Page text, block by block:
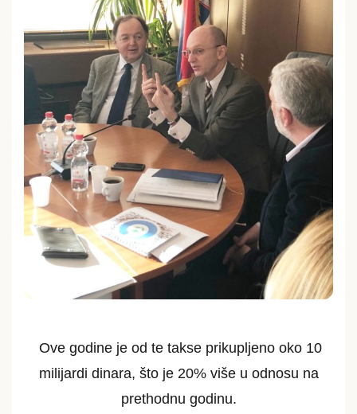
Ove godine je od te takse prikupljeno oko 10
milijardi dinara, što je 20% više u odnosu na
prethodnu godinu.